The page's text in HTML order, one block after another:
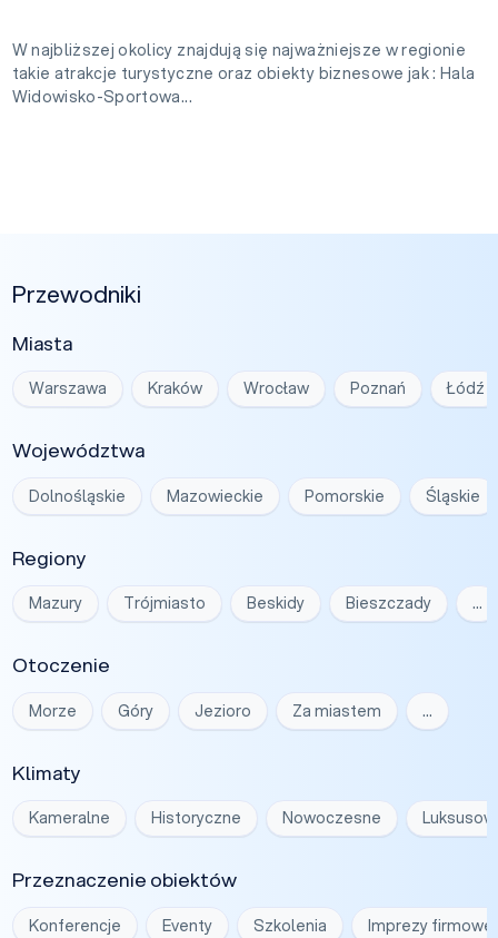
W najbliższej okolicy znajdują się najważniejsze w regionie
takie atrakcje turystyczne oraz obiekty biznesowe jak : Hala
Widowisko-Sportowa...
Przewodniki
Miasta
Warszawa Kraków Wrocław Poznań Łódź
Województwa
Dolnośląskie Mazowieckie Pomorskie Śląskie
Regiony
Mazury Trójmiasto Beskidy Bieszczady …
Otoczenie
Morze Góry Jezioro Za miastem …
Klimaty
Kameralne Historyczne Nowoczesne
Przeznaczenie obiektów
Konferencje Eventy Szkolenia Imprezy firmowe